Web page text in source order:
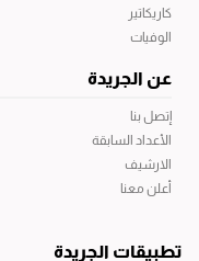
كاريكاتير
الوفيات
عن الجريدة
إتصل بنا
الأعداد السابقة
الارشيف
أعلن معنا
تطبيقات الجريدة